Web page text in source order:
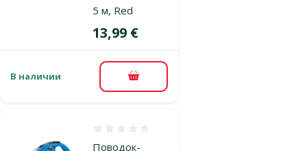
5 м, Red
Цена
13,99 €
В наличии В корзину
Поводок-